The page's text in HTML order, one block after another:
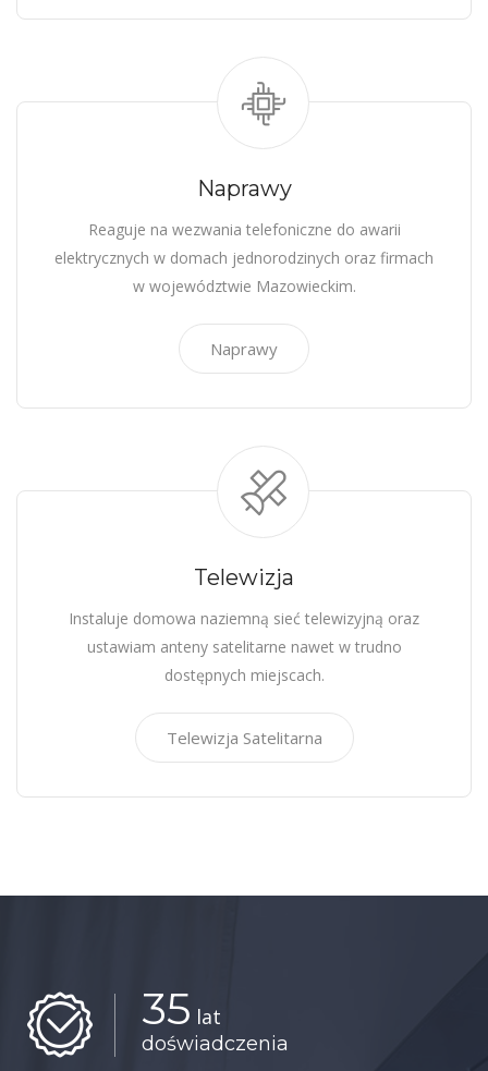
Naprawy
Reaguje na wezwania telefoniczne do awarii
elektrycznych w domach jednorodzinych oraz firmach
w województwie Mazowieckim.
Naprawy
Telewizja
Instaluje domowa naziemną sieć telewizyjną oraz
ustawiam anteny satelitarne nawet w trudno
dostępnych miejscach.
Telewizja Satelitarna
35 lat
doświadczenia